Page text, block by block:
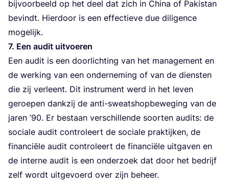
bij­voor­beeld op het deel dat zich in Chi­na of Pak­is­tan
bevindt. Hier­door is een effec­tie­ve due dili­gen­ce
mogelijk.
7. Een audit uitvoeren
Een audit is een door­lich­ting van het mana­ge­ment en
de wer­king van een onder­ne­ming of van de dien­sten
die zij ver­leent. Dit instru­ment werd in het leven
geroe­pen dank­zij de anti-sweat­shop­be­we­ging van de
jaren ’90. Er bestaan ver­schil­len­de soor­ten audits: de
soci­a­le audit con­tro­leert de soci­a­le prak­tij­ken, de
finan­ci­ë­le audit con­tro­leert de finan­ci­ë­le uit­ga­ven en
de inter­ne audit is een onder­zoek dat door het bedrijf
zelf wordt uit­ge­voerd over zijn beheer.